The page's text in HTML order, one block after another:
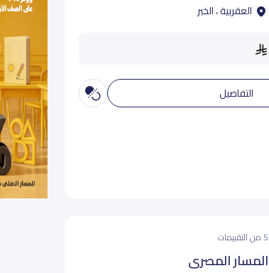
العقربية ، الخبر
التفاصيل
5 من التقييمات
المصري